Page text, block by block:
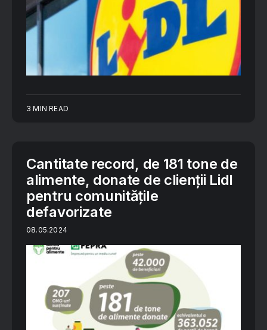
3 MIN READ
Cantitate record, de 181 tone de
alimente, donate de clienții Lidl
pentru comunitățile
defavorizate
08.05.2024